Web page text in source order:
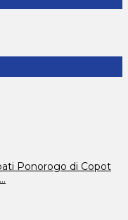
Ponorogo di Copot